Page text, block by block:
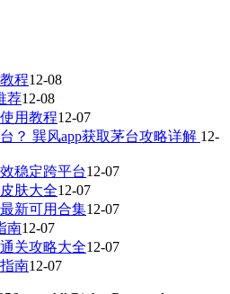
程12-08
荐12-08
用教程12-07
？ 巽风app获取茅台攻略详解 12-
稳定跨平台12-07
肤大全12-07
新可用合集12-07
南12-07
关攻略大全12-07
南12-07